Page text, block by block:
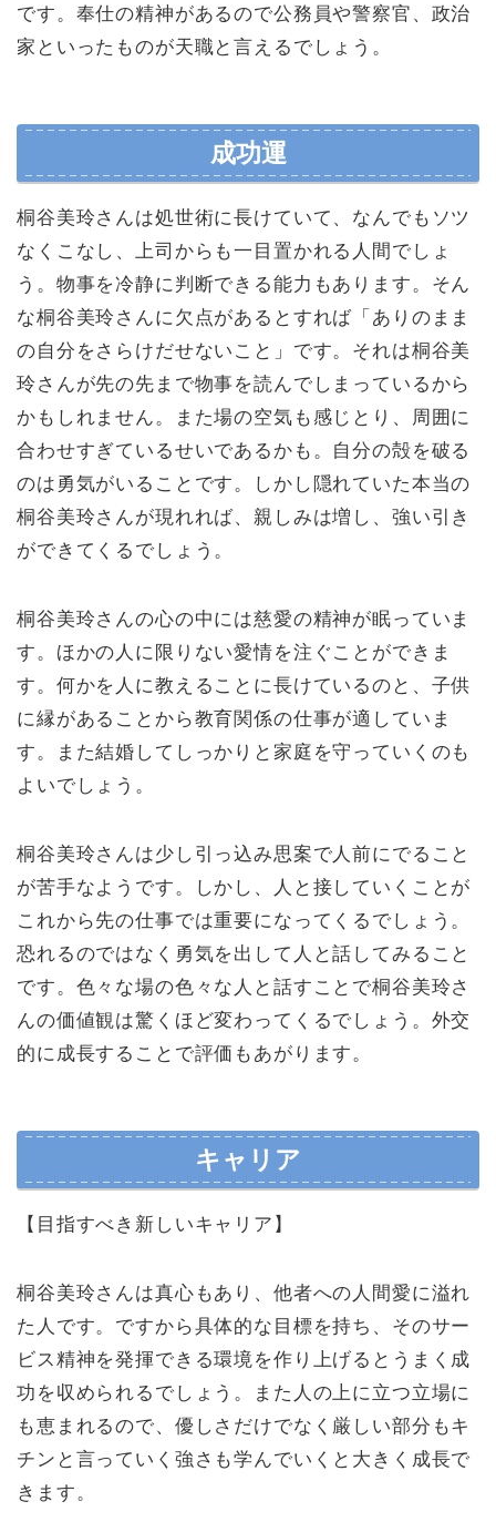
です。奉仕の精神があるので公務員や警察官、政治
家といったものが天職と言えるでしょう。
成功運
桐谷美玲さんは処世術に長けていて、なんでもソツ
なくこなし、上司からも一目置かれる人間でしょ
う。物事を冷静に判断できる能力もあります。そん
な桐谷美玲さんに欠点があるとすれば「ありのまま
の自分をさらけだせないこと」です。それは桐谷美
玲さんが先の先まで物事を読んでしまっているから
かもしれません。また場の空気も感じとり、周囲に
合わせすぎているせいであるかも。自分の殻を破る
のは勇気がいることです。しかし隠れていた本当の
桐谷美玲さんが現れれば、親しみは増し、強い引き
ができてくるでしょう。
桐谷美玲さんの心の中には慈愛の精神が眠っていま
す。ほかの人に限りない愛情を注ぐことができま
す。何かを人に教えることに長けているのと、子供
に縁があることから教育関係の仕事が適していま
す。また結婚してしっかりと家庭を守っていくのも
よいでしょう。
桐谷美玲さんは少し引っ込み思案で人前にでること
が苦手なようです。しかし、人と接していくことが
これから先の仕事では重要になってくるでしょう。
恐れるのではなく勇気を出して人と話してみること
です。色々な場の色々な人と話すことで桐谷美玲さ
んの価値観は驚くほど変わってくるでしょう。外交
的に成長することで評価もあがります。
キャリア
【目指すべき新しいキャリア】
桐谷美玲さんは真心もあり、他者への人間愛に溢れ
た人です。ですから具体的な目標を持ち、そのサー
ビス精神を発揮できる環境を作り上げるとうまく成
功を収められるでしょう。また人の上に立つ立場に
も恵まれるので、優しさだけでなく厳しい部分もキ
チンと言っていく強さも学んでいくと大きく成長で
きます。